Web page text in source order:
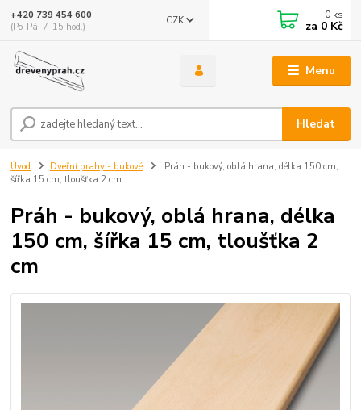
Menu
CZK
Hledat
+420 739 454 600
(Po-Pá, 7-15 hod.)
0 ks
za 0 Kč
Úvod Dveřní prahy - bukové
Práh - bukový, oblá hrana, délka 150 cm,
šířka 15 cm, tloušťka 2 cm
Práh - bukový, oblá hrana, délka
150 cm, šířka 15 cm, tloušťka 2
cm